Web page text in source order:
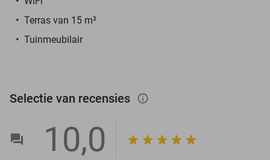
Terras van 15 m²
Tuinmeubilair
Selectie van recensies info_outlined
10,0